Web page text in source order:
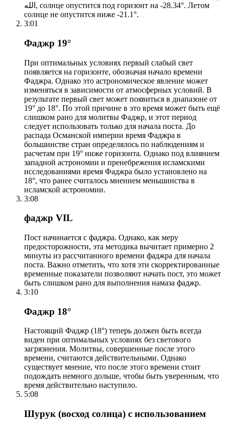
الله, солнце опустится под горизонт на -28.34°. Летом
солнце не опустится ниже -21.1°.
3:01
Фаджр 19°
При оптимальных условиях первый слабый свет
появляется на горизонте, обозначая начало времени
Фаджра. Однако это астрономическое явление может
изменяться в зависимости от атмосферных условий. В
результате первый свет может появиться в диапазоне от
19° до 18°. По этой причине в это время может быть ещё
слишком рано для молитвы Фаджр, и этот период
следует использовать только для начала поста. До
распада Османской империи время Фаджра в
большинстве стран определялось по наблюдениям и
расчетам при 19° ниже горизонта. Однако под влиянием
западной астрономии и пренебрежения исламскими
исследованиями время Фаджра было установлено на
18°, что ранее считалось мнением меньшинства в
исламской астрономии.
3:08
фаджр VIL
Пост начинается с фаджра. Однако, как меру
предосторожности, эта методика вычитает примерно 2
минуты из рассчитанного времени фаджра для начала
поста. Важно отметить, что хотя эти скорректированные
временные показатели позволяют начать пост, это может
быть слишком рано для выполнения намаза фаджр.
3:10
Фаджр 18°
Настоящий Фаджр (18°) теперь должен быть всегда
виден при оптимальных условиях без светового
загрязнения. Молитвы, совершенные после этого
времени, считаются действительными. Однако
существует мнение, что после этого времени стоит
подождать немного дольше, чтобы быть уверенным, что
время действительно наступило.
5:08
Шурук (восход солнца) с использованием